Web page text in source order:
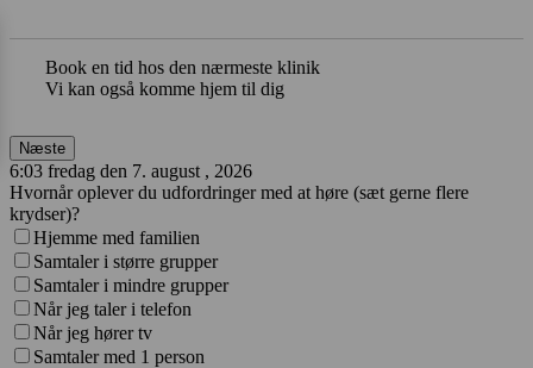
Book en tid hos den nærmeste klinik
Vi kan også komme hjem til dig
Næste
6:03 fredag den 7. august , 2026
Hvornår oplever du udfordringer med at høre (sæt gerne flere
krydser)?
Hjemme med familien
Samtaler i større grupper
Samtaler i mindre grupper
Når jeg taler i telefon
Når jeg hører tv
Samtaler med 1 person